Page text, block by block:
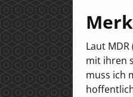
Laut
mit ihren
muss ich